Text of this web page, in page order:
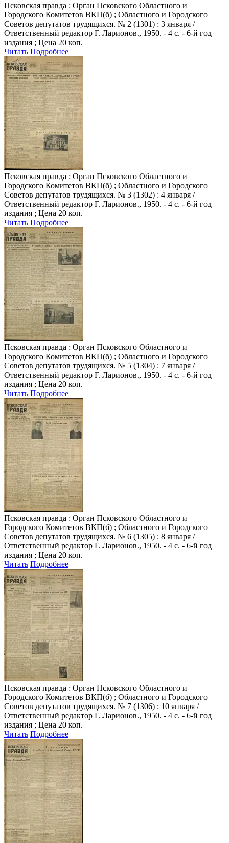
Псковская правда : Орган Псковского Областного и
Городского Комитетов ВКП(б) ; Областного и Городского
Советов депутатов трудящихся. № 2 (1301) : 3 января /
Ответственный редактор Г. Ларионов., 1950. - 4 с. - 6-й год
издания ; Цена 20 коп.
Читать Подробнее
Псковская правда : Орган Псковского Областного и
Городского Комитетов ВКП(б) ; Областного и Городского
Советов депутатов трудящихся. № 3 (1302) : 4 января /
Ответственный редактор Г. Ларионов., 1950. - 4 с. - 6-й год
издания ; Цена 20 коп.
Читать Подробнее
Псковская правда : Орган Псковского Областного и
Городского Комитетов ВКП(б) ; Областного и Городского
Советов депутатов трудящихся. № 5 (1304) : 7 января /
Ответственный редактор Г. Ларионов., 1950. - 4 с. - 6-й год
издания ; Цена 20 коп.
Читать Подробнее
Псковская правда : Орган Псковского Областного и
Городского Комитетов ВКП(б) ; Областного и Городского
Советов депутатов трудящихся. № 6 (1305) : 8 января /
Ответственный редактор Г. Ларионов., 1950. - 4 с. - 6-й год
издания ; Цена 20 коп.
Читать Подробнее
Псковская правда : Орган Псковского Областного и
Городского Комитетов ВКП(б) ; Областного и Городского
Советов депутатов трудящихся. № 7 (1306) : 10 января /
Ответственный редактор Г. Ларионов., 1950. - 4 с. - 6-й год
издания ; Цена 20 коп.
Читать Подробнее